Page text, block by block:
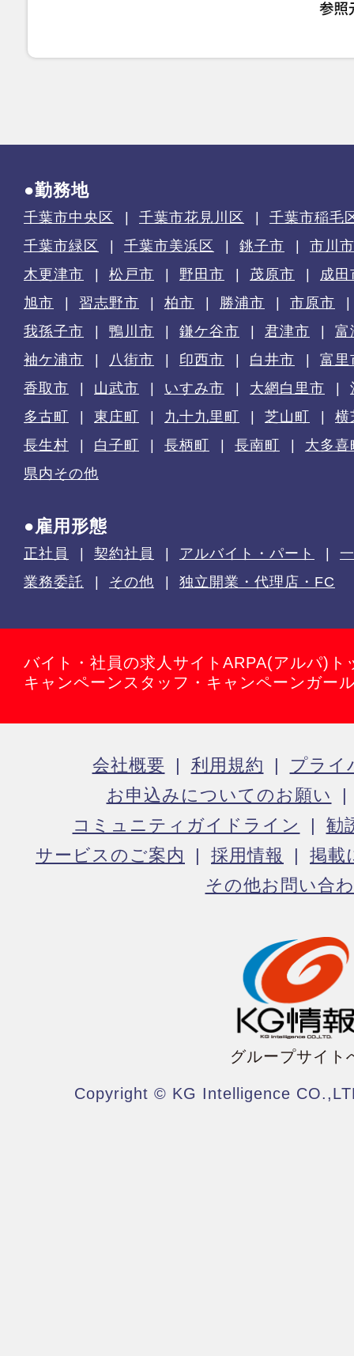
●勤務地
千葉市中央区 千葉市花見川区
千葉市稲毛
千葉市緑区
千葉市美浜区 銚子市
市川市
木更津市
松戸市 野田市 茂原市
成田
旭市
習志野市 柏市 勝浦市
市原市
我孫子市
鴨川市 鎌ケ谷市 君津市
富
袖ケ浦市
八街市 印西市 白井市
富里
香取市
山武市 いすみ市 大網白里市
多古町
東庄町 九十九里町 芝山町
横
長生村
白子町 長柄町 長南町
大多喜
県内その他
●雇用形態
正社員 契約社員 アルバイト・パート
業務委託
その他 独立開業・代理店・FC
バイト・社員の求人サイトARPA(アルパ)ト
キャンペーンスタッフ・キャンペーンガー
会社概要 利用規約
プライ
お申込みについてのお願い
コミュニティガイドライン
勧
サービスのご案内
採用情報
掲載
その他お問い合
グループサイト
Copyright © KG Intelligence